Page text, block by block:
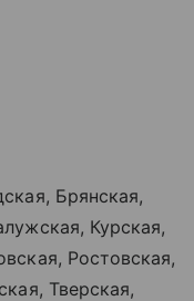
Брянская,
Курская,
Ростовская,
Тверская,